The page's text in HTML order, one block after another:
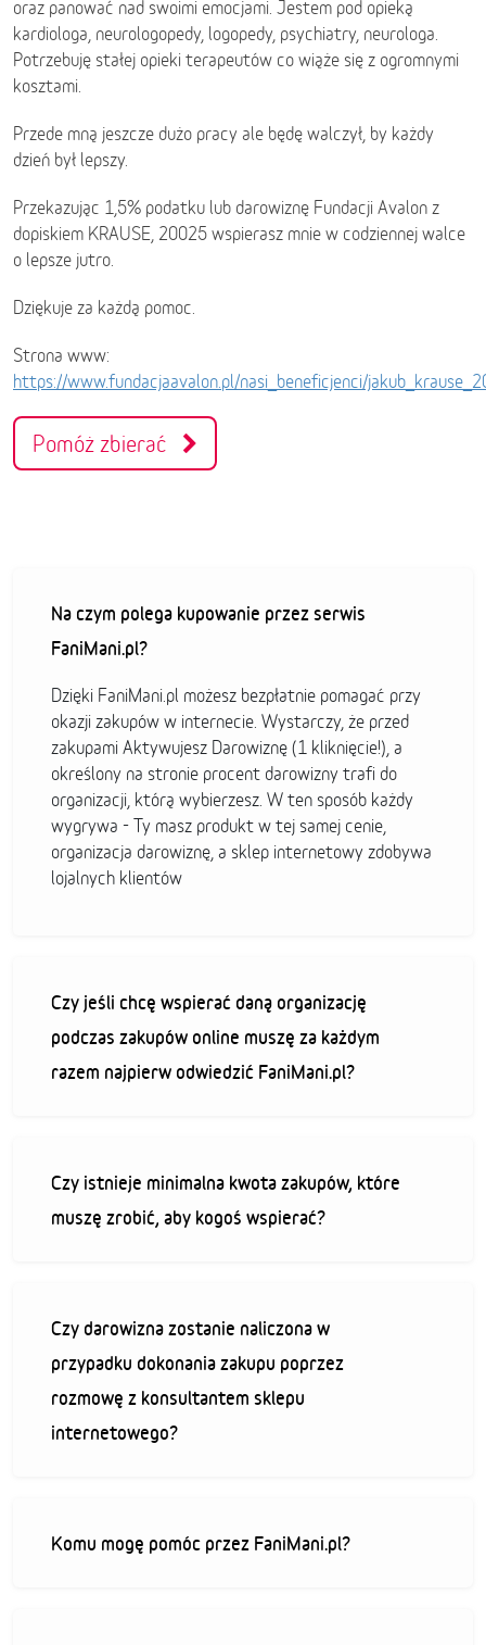
oraz panować nad swoimi emocjami. Jestem pod opieką
kardiologa, neurologopedy, logopedy, psychiatry, neurologa.
Potrzebuję stałej opieki terapeutów co wiąże się z ogromnymi
kosztami.
Przede mną jeszcze dużo pracy ale będę walczył, by każdy
dzień był lepszy.
Przekazując 1,5% podatku lub darowiznę Fundacji Avalon z
dopiskiem KRAUSE, 20025 wspierasz mnie w codziennej walce
o lepsze jutro.
Dziękuje za każdą pomoc.
Strona www:
https://www.fundacjaavalon.pl/nasi_beneficjenci/
Pomóż zbierać
Na czym polega kupowanie przez serwis
FaniMani.pl?
Dzięki FaniMani.pl możesz bezpłatnie pomagać przy
okazji zakupów w internecie. Wystarczy, że przed
zakupami Aktywujesz Darowiznę (1 kliknięcie!), a
określony na stronie procent darowizny trafi do
organizacji, którą wybierzesz. W ten sposób każdy
wygrywa - Ty masz produkt w tej samej cenie,
organizacja darowiznę, a sklep internetowy zdobywa
lojalnych klientów
Czy jeśli chcę wspierać daną organizację
podczas zakupów online muszę za każdym
razem najpierw odwiedzić FaniMani.pl?
Czy istnieje minimalna kwota zakupów, które
muszę zrobić, aby kogoś wspierać?
Czy darowizna zostanie naliczona w
przypadku dokonania zakupu poprzez
rozmowę z konsultantem sklepu
internetowego?
Komu mogę pomóc przez FaniMani.pl?